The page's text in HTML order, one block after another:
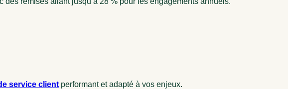
service client performant et adapté à vos enjeux.